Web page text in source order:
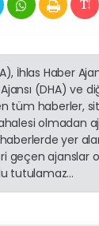
İhlas Haber
(DHA) ve
tüm haberler,
olmadan
yer
geçen ajanslar
tutulamaz...